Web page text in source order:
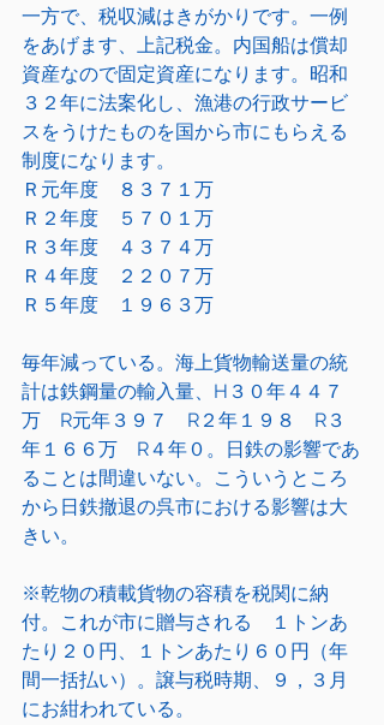
一方で、税収減はきがかりです。一例
をあげます、上記税金。内国船は償却
資産なので固定資産になります。昭和
３２年に法案化し、漁港の行政サービ
スをうけたものを国から市にもらえる
制度になります。
Ｒ元年度　８３７１万
Ｒ２年度　５７０１万
Ｒ３年度　４３７４万
Ｒ４年度　２２０７万
Ｒ５年度　１９６３万
毎年減っている。海上貨物輸送量の統
計は鉄鋼量の輸入量、H３０年４４７
万　R元年３９７　R２年１９８　R３
年１６６万　R４年０。日鉄の影響であ
ることは間違いない。こういうところ
から日鉄撤退の呉市における影響は大
きい。
※乾物の積載貨物の容積を税関に納
付。これが市に贈与される　１トンあ
たり２０円、１トンあたり６０円（年
間一括払い）。譲与税時期、９，３月
にお紺われている。